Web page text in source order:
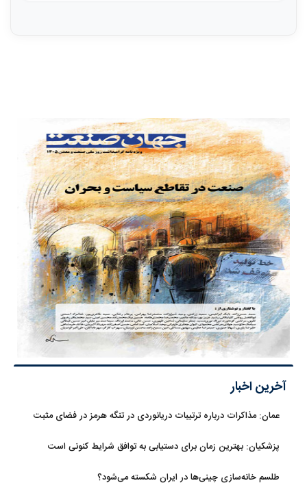
آخرین اخبار
عمان: مذاکرات درباره ترتیبات دریانوردی در تنگه هرمز در فضای مثبت
پزشکیان‌: بهترین زمان برای دستیابی به توافق شرایط کنونی است
طلسم خانه‌سازی چینی‌ها در ایران شکسته می‌شود؟